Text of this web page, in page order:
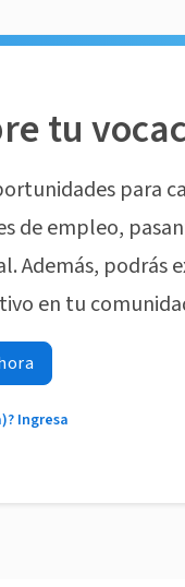
tu
para
de empleo,
Además, podrás
en tu
Ingresa